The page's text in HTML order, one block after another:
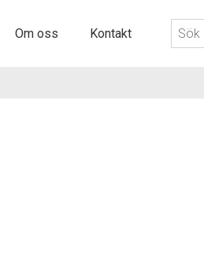
Om oss Kontakt
Sök
efter: